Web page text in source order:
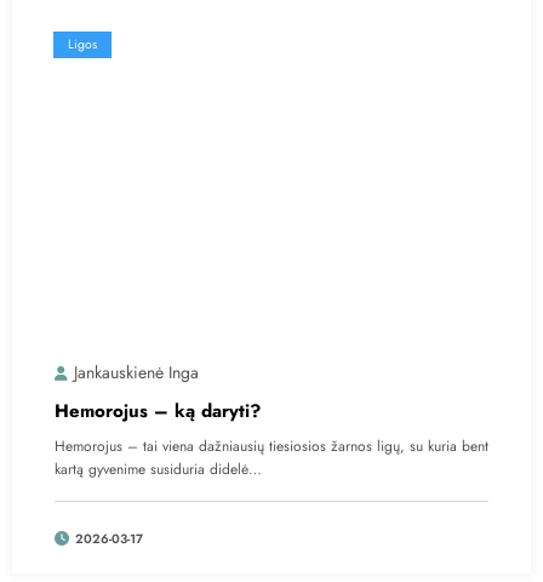
Ligos
Jankauskienė Inga
Hemorojus – ką daryti?
Hemorojus – tai viena dažniausių tiesiosios žarnos ligų, su kuria bent
kartą gyvenime susiduria didelė…
2026-03-17